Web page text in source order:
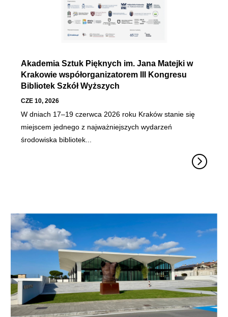
Akademia Sztuk Pięknych im. Jana Matejki w
Krakowie współorganizatorem III Kongresu
Bibliotek Szkół Wyższych
CZE 10, 2026
W dniach 17–19 czerwca 2026 roku Kraków stanie się
miejscem jednego z najważniejszych wydarzeń
środowiska bibliotek...